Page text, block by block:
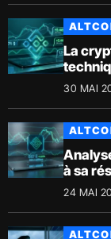
La
30 MAI
à sa
24 MAI